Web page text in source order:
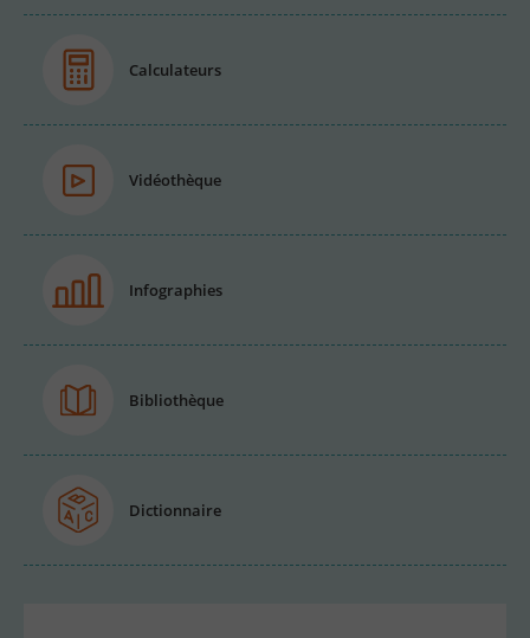
Calculateurs
Vidéothèque
Infographies
Bibliothèque
Dictionnaire